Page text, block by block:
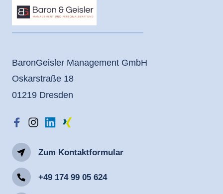
BaronGeisler Management GmbH
Oskarstraße 18
01219 Dresden
Zum Kontaktformular
+49 174 99 05 624